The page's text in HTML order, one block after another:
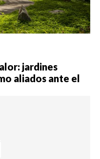
jardines
aliados ante el